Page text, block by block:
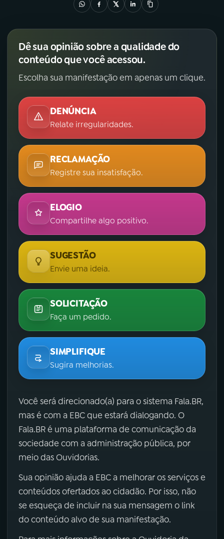
Dê sua opinião sobre a qualidade do
conteúdo que você acessou.
Escolha sua manifestação em apenas um clique.
DENÚNCIA
Relate irregularidades.
RECLAMAÇÃO
Registre sua insatisfação.
ELOGIO
Compartilhe algo positivo.
SUGESTÃO
Envie uma ideia.
SOLICITAÇÃO
Faça um pedido.
SIMPLIFIQUE
Sugira melhorias.
Você será direcionado(a) para o sistema Fala.BR,
mas é com a EBC que estará dialogando. O
Fala.BR é uma plataforma de comunicação da
sociedade com a administração pública, por
meio das Ouvidorias.
Sua opinião ajuda a EBC a melhorar os serviços e
conteúdos ofertados ao cidadão. Por isso, não
se esqueça de incluir na sua mensagem o link
do conteúdo alvo de sua manifestação.